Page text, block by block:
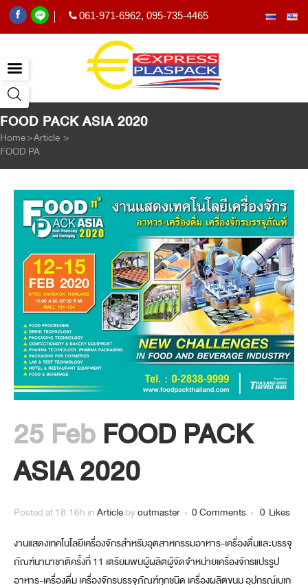
061-971-6962, 095-735-4465
FOOD PACK ASIA 2020
Home>Article >
FOOD PACK ASIA 2020
25 Feb FOOD PACK
ASIA 2020
Posted at 18:16h inArticlebyoutmaster 0 Comments 0 Likes
งานแสดงเทคโนโลยีเครื่องจักรสำหรับอุตสาหกรรมอาหาร-เครื่องดื่มและบรรจุ
ภัณฑ์นานาชาติครั้งที่ 11 เตรียมพบผู้ผลิตผู้จัดจำหน่ายเครื่องจักรแปรรูป
อาหาร-เครื่องดื่ม เครื่องจักรบรรจุภัณฑ์ทุกชนิด เครื่องผลิตขนม อุปกรณ์เบเก